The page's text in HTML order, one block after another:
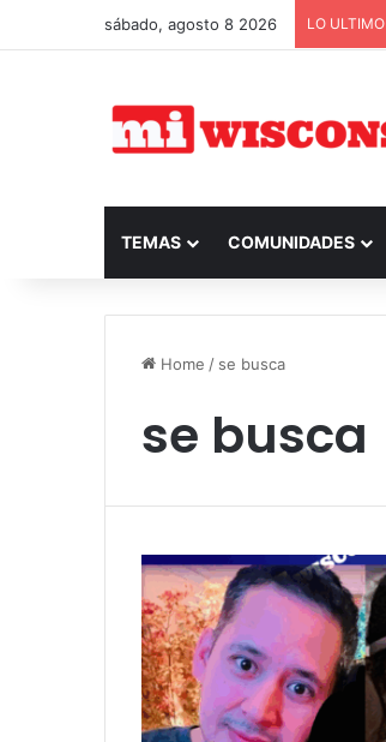
sábado, agosto 8 2026 LO ULTIMO
TEMAS COMUNIDADES
Home / se busca
se busca